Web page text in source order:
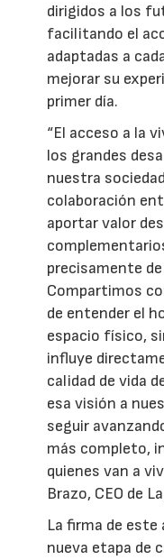
dirigidos a los
facilitando el
adaptadas a
mejorar su
primer día.
“El acceso a la
los grandes
nuestra
colaboración
aportar valor
precisamente
Compartimos
de entender el
espacio físico,
influye
calidad de vida
esa visión a
seguir
más completo,
quienes van a
Brazo, CEO de
La firma de este
nueva etapa de